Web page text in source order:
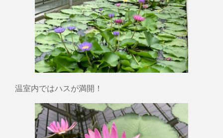
温室内ではハスが満開！